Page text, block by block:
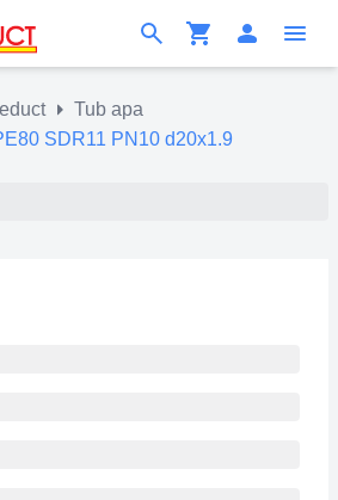
Tub apa
SDR11 PN10 d20x1.9